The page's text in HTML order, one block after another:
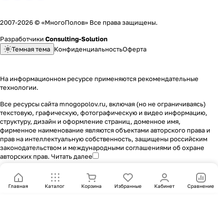
2007-2026 © «МногоПолов» Все права защищены.
Разработчики Consulting-Solution
Темная тема КонфиденциальностьОферта
На информационном ресурсе применяются рекомендательные
технологии.
Все ресурсы сайта mnogopolov.ru, включая (но не ограничиваясь)
текстовую, графическую, фотографическую и видео информацию,
структуру, дизайн и оформление страниц, доменное имя,
фирменное наименование являются объектами авторского права и
прав на интеллектуальную собственность, защищены российским
законодательством и международными соглашениями об охране
авторских прав. Читать далее
Главная Каталог Корзина Избранные Кабинет Сравнение